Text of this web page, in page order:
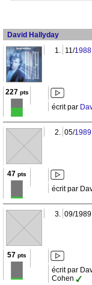
David Hallyday
1. 11/1988
227 pts
écrit par
2. 05/1989
47 pts
écrit par
3. 09/1989
57 pts
écrit par
Cohen